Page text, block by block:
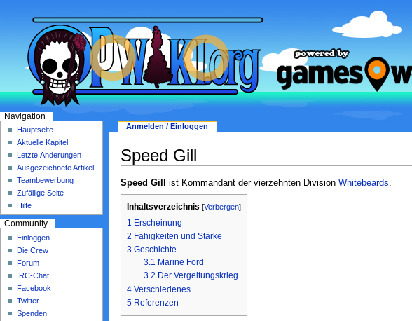
Speed Gill
Speed Gill ist Kommandant der vierzehnten Division Whitebeards
Inhaltsverzeichnis [Verbergen]
1 Erscheinung
2 Fähigkeiten und Stärke
3 Geschichte
3.1 Marine Ford
3.2 Der Vergeltungskrieg
4 Verschiedenes
5 Referenzen
Anmelden / Einloggen
Navigation
Hauptseite
Aktuelle Kapitel
Letzte Änderungen
Ausgezeichnete Artikel
Teambewerbung
Zufällige Seite
Hilfe
Community
Einloggen
Die Crew
Forum
IRC-Chat
Facebook
Twitter
Spenden